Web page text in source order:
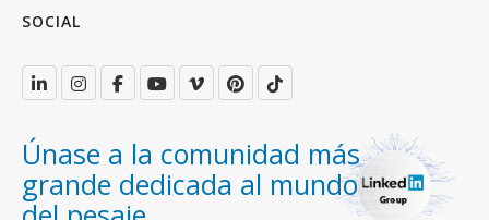
SOCIAL
Únase a la comunidad más
grande dedicada al mundo